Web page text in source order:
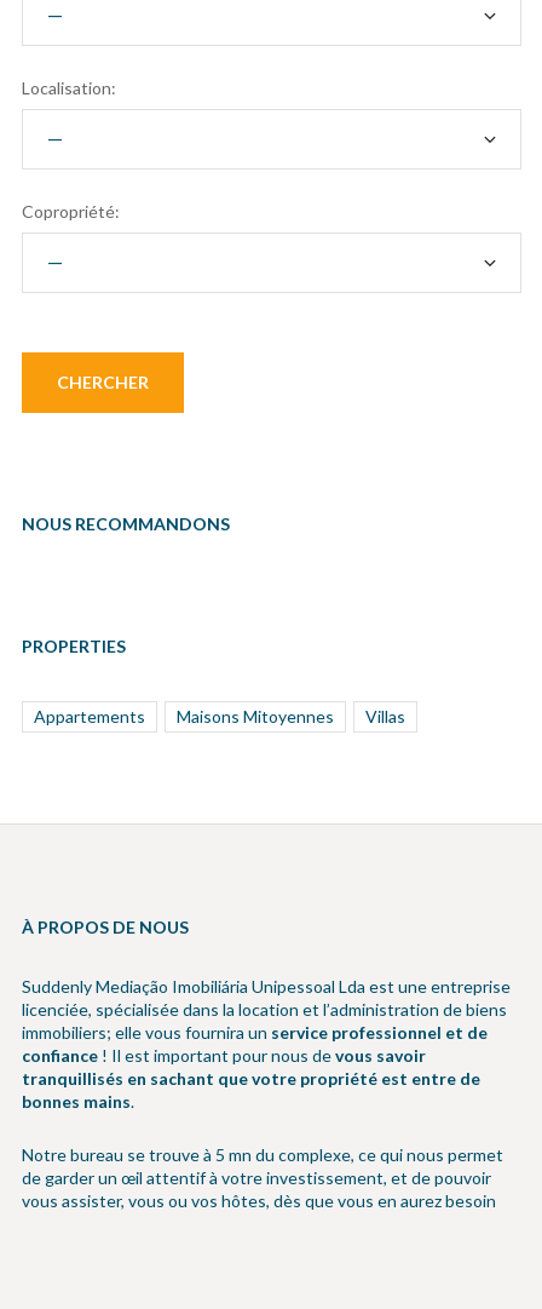
Localisation:
Copropriété:
NOUS RECOMMANDONS
PROPERTIES
Appartements Maisons Mitoyennes Villas
À PROPOS DE NOUS
Suddenly Mediação Imobiliária Unipessoal Lda est une entreprise
licenciée, spécialisée dans la location et l’administration de biens
immobiliers; elle vous fournira un service professionnel et de
confiance! Il est important pour nous devous savoir
tranquillisés en sachant que votre propriété est entre de
bonnes mains.
Notre bureau se trouve à 5 mn du complexe, ce qui nous permet
de garder un œil attentif à votre investissement, et de pouvoir
vous assister, vous ou vos hôtes, dès que vous en aurez besoin